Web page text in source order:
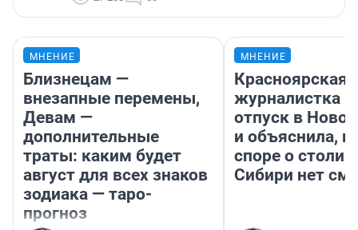
МНЕНИЕ
Близнецам —
внезапные перемены,
Девам —
дополнительные
траты: каким будет
август для всех знаков
зодиака — таро-
прогноз
МНЕНИЕ
Красноярская
журналистка
отпуск в
и объяснила,
споре о
Сибири нет